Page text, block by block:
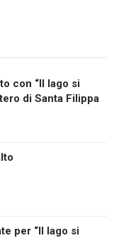
con “Il lago si
di Santa Filippa
per “Il lago si